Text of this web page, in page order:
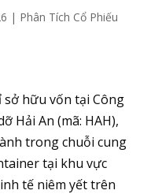
| Phân Tích Cổ Phiếu
sở hữu vốn tại Công
Hải An (mã: HAH),
trong chuỗi cung
tại khu vực
tế niêm yết trên